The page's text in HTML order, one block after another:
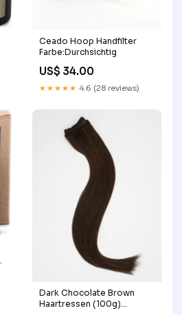
Ceado Hoop Handfilter
Farbe:Durchsichtig
US$ 34.00
★★★★★ 4.6 (28 reviews)
Dark Chocolate Brown
Haartressen (100g)